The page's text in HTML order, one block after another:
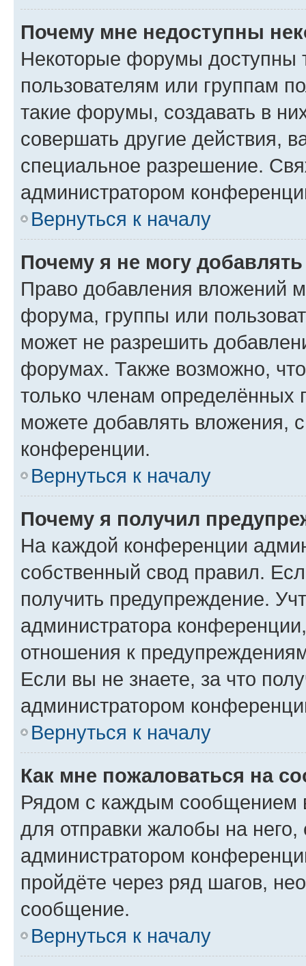
Почему мне недоступны
Некоторые форумы доступны
пользователям или группам
такие форумы, создавать в
совершать другие действия,
специальное разрешение.
администратором
Вернуться к началу
Почему я не могу
Право добавления вложений
форума, группы или
может не разрешить
форумах. Также возможно,
только членам определённых
можете добавлять вложения,
конференции.
Вернуться к началу
Почему я получил
На каждой конференции
собственный свод правил.
получить предупреждение.
администратора
отношения к
Если вы не знаете, за что
администратором
Вернуться к началу
Как мне пожаловаться на
Рядом с каждым сообщением
для отправки жалобы на
администратором
пройдёте через ряд шагов,
сообщение.
Вернуться к началу